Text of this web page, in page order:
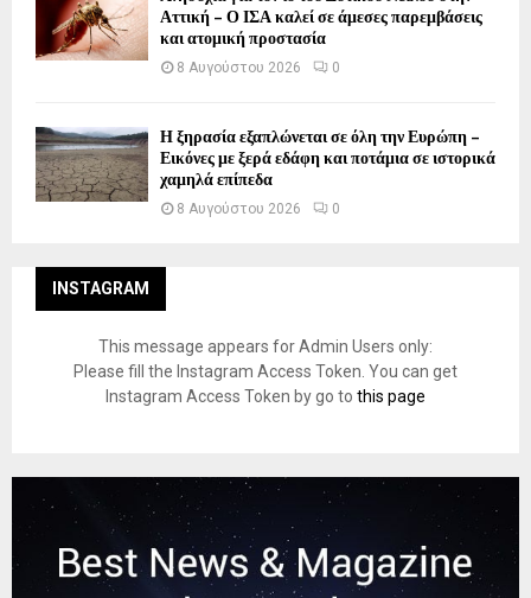
Αττική – Ο ΙΣΑ καλεί σε άμεσες παρεμβάσεις
και ατομική προστασία
8 Αυγούστου 2026 0
Η ξηρασία εξαπλώνεται σε όλη την Ευρώπη –
Εικόνες με ξερά εδάφη και ποτάμια σε ιστορικά
χαμηλά επίπεδα
8 Αυγούστου 2026 0
INSTAGRAM
This message appears for Admin Users only:
Please fill the Instagram Access Token. You can get
Instagram Access Token by go to this page